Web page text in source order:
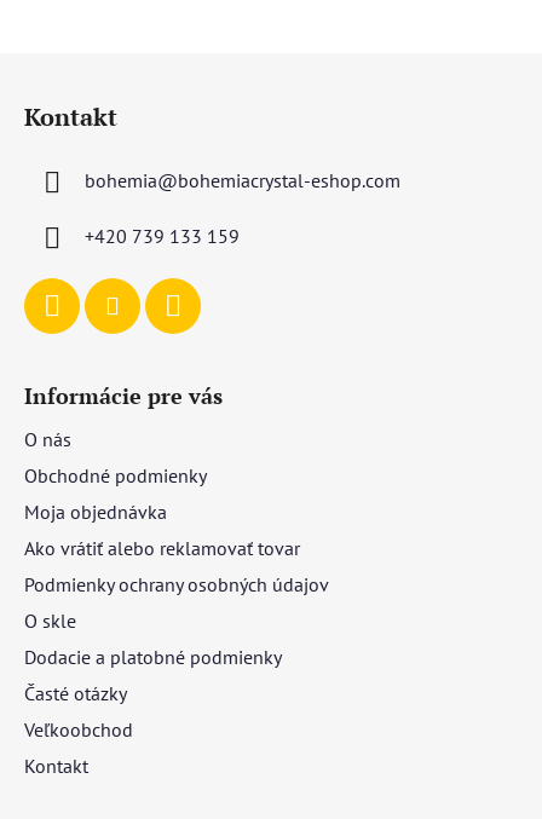
Kontakt
bohemia@bohemiacrystal-eshop.com
+420 739 133 159
Informácie pre vás
O nás
Obchodné podmienky
Moja objednávka
Ako vrátiť alebo reklamovať tovar
Podmienky ochrany osobných údajov
O skle
Dodacie a platobné podmienky
Časté otázky
Veľkoobchod
Kontakt